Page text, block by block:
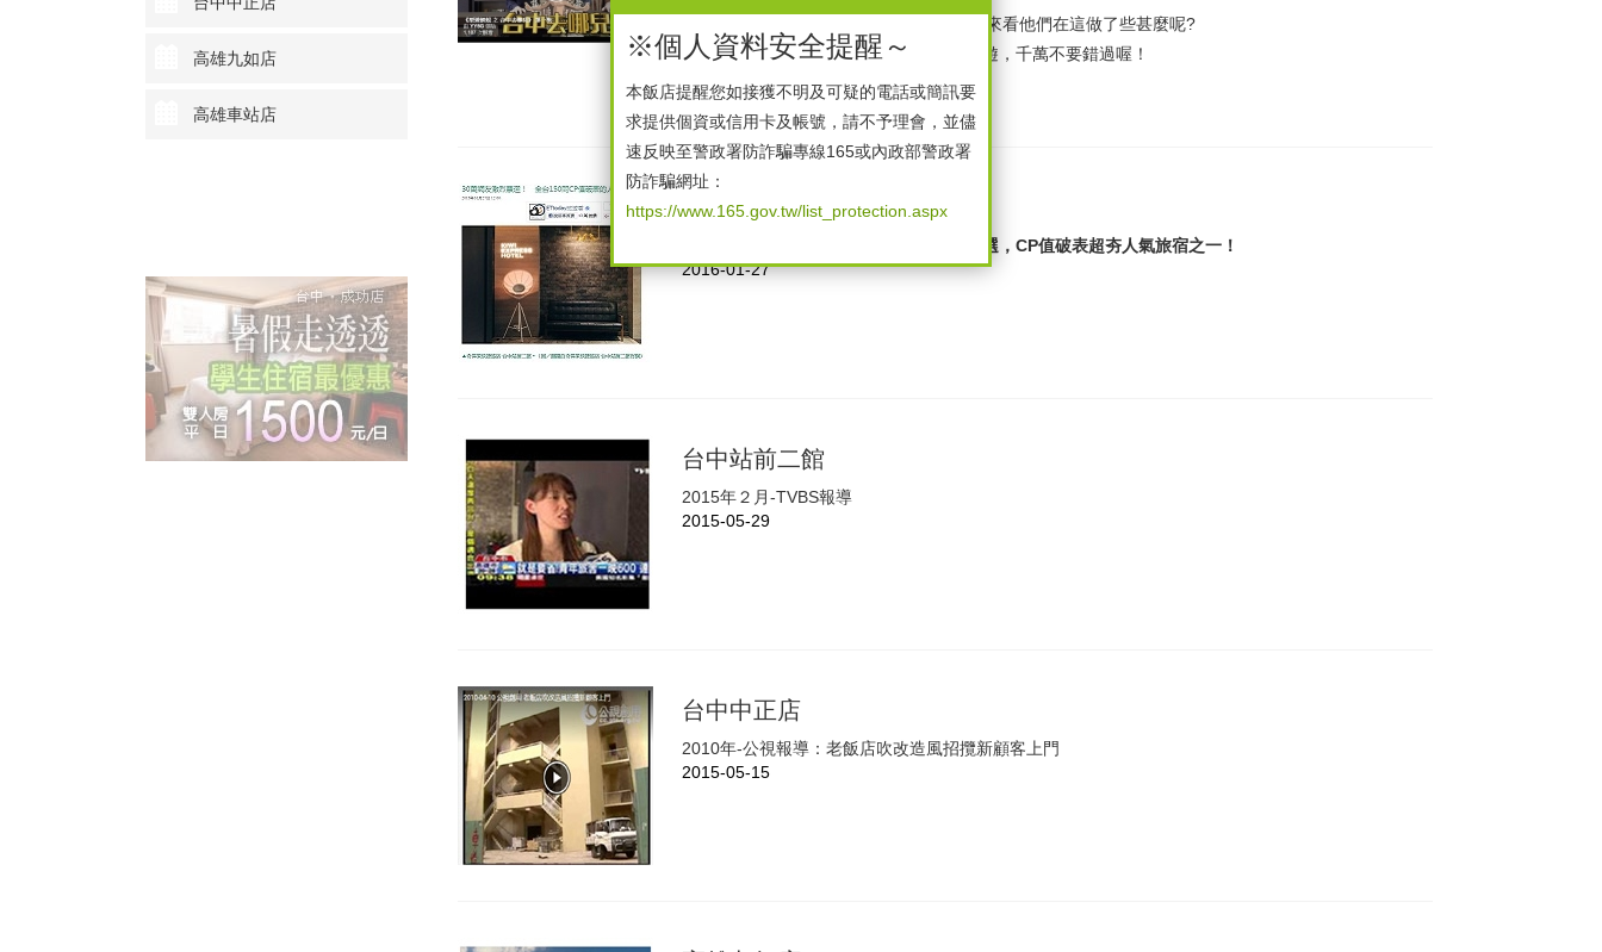
高雄九如店
高雄車站店
知名部落客YY5G入住台中站前二館囉~快來看他們在這做了些甚麼呢?
這次型遊蜈蚣特地來帶各位體驗極速台中遊，千萬不要錯過喔！
台中站前二館
交通部觀光局舉辦「旅宿英雄榜」網路票選，CP值破表超夯人氣旅宿之一！
2016-01-27
台中站前二館
2015年２月-TVBS報導
2015-05-29
台中中正店
2010年-公視報導：老飯店吹改造風招攬新顧客上門
2015-05-15
※個人資料安全提醒～
本飯店提醒您如接獲不明及可疑的電話或簡訊要
求提供個資或信用卡及帳號，請不予理會，並儘
速反映至警政署防詐騙專線165或內政部警政署
防詐騙網址：
https://www.165.gov.tw/list_protection.aspx